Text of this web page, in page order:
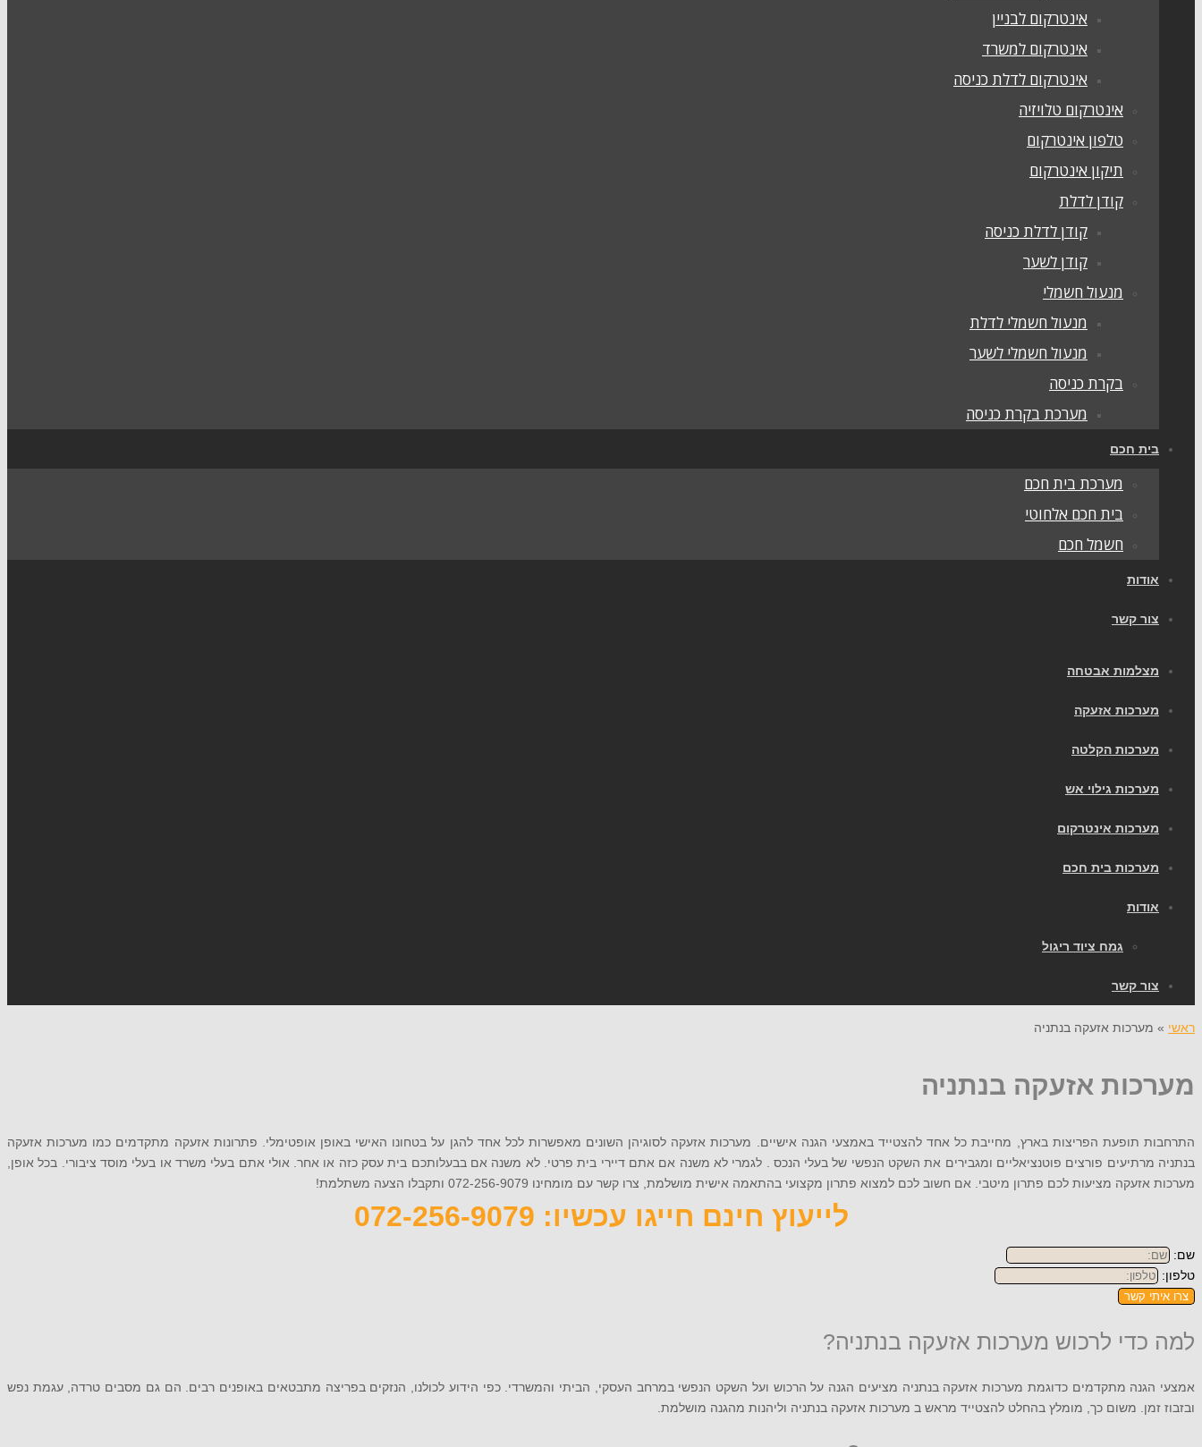
אינטרקום לבניין
אינטרקום למשרד
אינטרקום לדלת כניסה
אינטרקום טלויזיה
טלפון אינטרקום
תיקון אינטרקום
קודן לדלת
קודן לדלת כניסה
קודן לשער
מנעול חשמלי
מנעול חשמלי לדלת
מנעול חשמלי לשער
בקרת כניסה
מערכת בקרת כניסה
בית חכם
מערכת בית חכם
בית חכם אלחוטי
חשמל חכם
אודות
צור קשר
מצלמות אבטחה
מערכות אזעקה
מערכות הקלטה
מערכות גילוי אש
מערכות אינטרקום
מערכות בית חכם
אודות
גמח ציוד ריגול
צור קשר
ראשי » מערכות אזעקה בנתניה
מערכות אזעקה בנתניה
התרחבות תופעת הפריצות בארץ, מחייבת כל אחד להצטייד באמצעי הגנה אישיים. מערכות אזעקה לסוגיהן השונים מאפשרות לכל אחד להגן על בטחונו האישי באופן אופטימלי. פתרונות אזעקה מתקדמים כמו מערכות אזעקה
בנתניה מרתיעים פורצים פוטנציאליים ומגבירים את השקט הנפשי של בעלי הנכס . לגמרי לא משנה אם אתם דיירי בית פרטי. לא משנה אם בבעלותכם בית עסק כזה או אחר. אולי אתם בעלי משרד או בעלי מוסד ציבורי. בכל אופן,
מערכות אזעקה מציעות לכם פתרון מיטבי. אם חשוב לכם למצוא פתרון מקצועי בהתאמה אישית מושלמת, צרו קשר עם מומחינו 072-256-9079 ותקבלו הצעה משתלמת!
לייעוץ חינם חייגו עכשיו: 072-256-9079
שם:
טלפון:
צרו איתי קשר
למה כדי לרכוש מערכות אזעקה בנתניה?
אמצעי הגנה מתקדמים כדוגמת מערכות אזעקה בנתניה מציעים הגנה על הרכוש ועל השקט הנפשי במרחב העסקי, הביתי והמשרדי. כפי הידוע לכולנו, הנזקים בפריצה מתבטאים באופנים רבים. הם גם מסבים טרדה, עגמת נפש
ובזבוז זמן. משום כך, מומלץ בהחלט להצטייד מראש ב מערכות אזעקה בנתניה וליהנות מהגנה מושלמת.